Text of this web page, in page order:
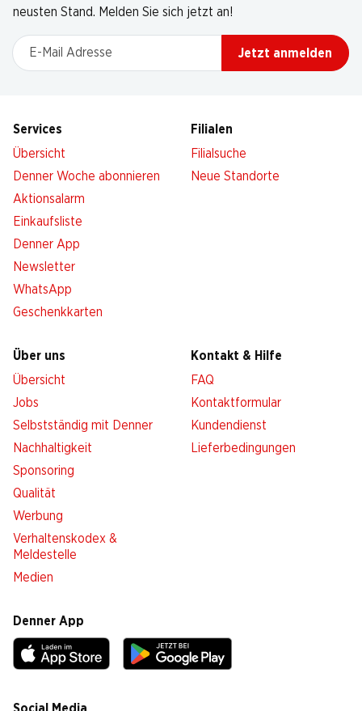
neusten Stand. Melden Sie sich jetzt an!
E-Mail Adresse
Jetzt anmelden
Services
Übersicht
Denner Woche abonnieren
Aktionsalarm
Einkaufsliste
Denner App
Newsletter
WhatsApp
Geschenkkarten
Filialen
Filialsuche
Neue Standorte
Über uns
Übersicht
Jobs
Selbstständig mit Denner
Nachhaltigkeit
Sponsoring
Qualität
Werbung
Verhaltenskodex &
Meldestelle
Medien
Kontakt & Hilfe
FAQ
Kontaktformular
Kundendienst
Lieferbedingungen
Denner App